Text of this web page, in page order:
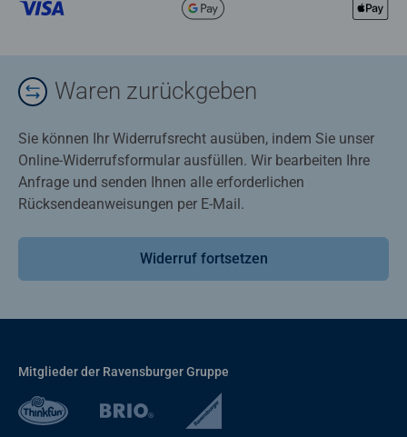
Waren zurückgeben
Sie können Ihr Widerrufsrecht ausüben, indem Sie unser
Online-Widerrufsformular ausfüllen. Wir bearbeiten Ihre
Anfrage und senden Ihnen alle erforderlichen
Rücksendeanweisungen per E-Mail.
Widerruf fortsetzen
Mitglieder der Ravensburger Gruppe